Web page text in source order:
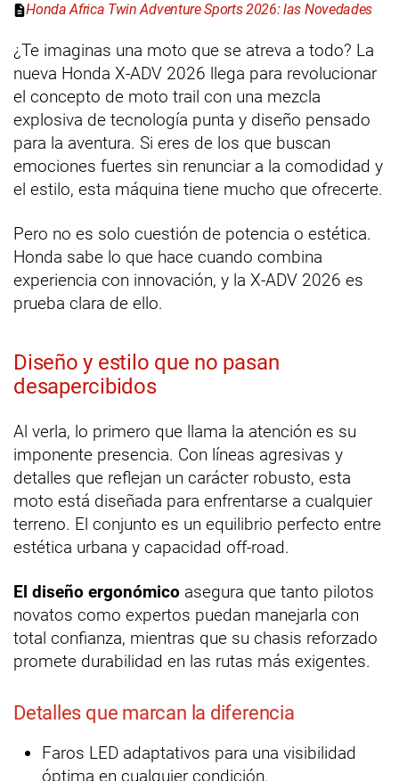
Honda Africa Twin Adventure Sports 2026: las Novedades
¿Te imaginas una moto que se atreva a todo? La
nueva Honda X-ADV 2026 llega para revolucionar
el concepto de moto trail con una mezcla
explosiva de tecnología punta y diseño pensado
para la aventura. Si eres de los que buscan
emociones fuertes sin renunciar a la comodidad y
el estilo, esta máquina tiene mucho que ofrecerte.
Pero no es solo cuestión de potencia o estética.
Honda sabe lo que hace cuando combina
experiencia con innovación, y la X-ADV 2026 es
prueba clara de ello.
Diseño y estilo que no pasan
desapercibidos
Al verla, lo primero que llama la atención es su
imponente presencia. Con líneas agresivas y
detalles que reflejan un carácter robusto, esta
moto está diseñada para enfrentarse a cualquier
terreno. El conjunto es un equilibrio perfecto entre
estética urbana y capacidad off-road.
El diseño ergonómico asegura que tanto pilotos
novatos como expertos puedan manejarla con
total confianza, mientras que su chasis reforzado
promete durabilidad en las rutas más exigentes.
Detalles que marcan la diferencia
Faros LED adaptativos para una visibilidad
óptima en cualquier condición.